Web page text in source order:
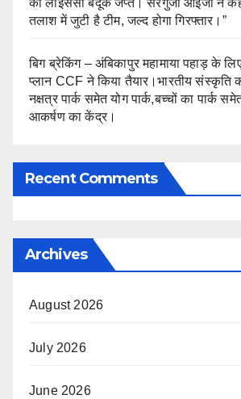
की लाइसेंसी बंदूक जप्त। सरगुजा आईजी ने
तलाश में जुटी है टीम, जल्द होगा गिरफ्तार।”
बिग ब्रेकिंग – अंबिकापुर महामाया पहाड़ के
प्लान CCF ने किया तैयार।भारतीय संस्कृति
नक्षत्र पार्क समेत योग पार्क,बच्चों का पार्क
आकर्षण का केंद्र।
Recent Comments
Archives
August 2026
July 2026
June 2026